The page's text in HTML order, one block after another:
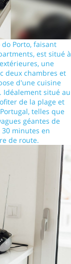
Porto, faisant
est situé à
une
deux chambres et
d'une cuisine
Idéalement situé au
de la plage et
telles que
géantes de
minutes en
de route.